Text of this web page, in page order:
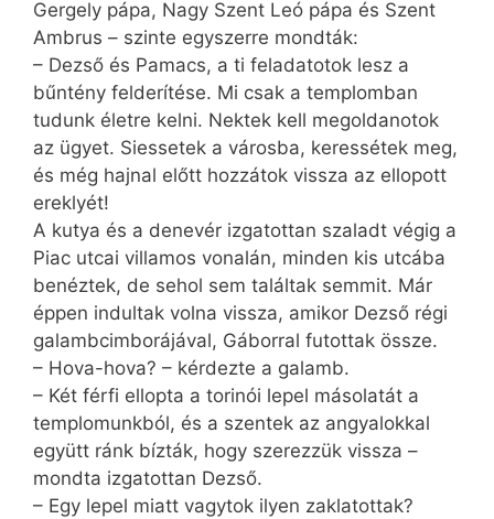
Gergely pápa, Nagy Szent Leó pápa és Szent
Ambrus – szinte egyszerre mondták:
– Dezső és Pamacs, a ti feladatotok lesz a
bűntény felderítése. Mi csak a templomban
tudunk életre kelni. Nektek kell megoldanotok
az ügyet. Siessetek a városba, keressétek meg,
és még hajnal előtt hozzátok vissza az ellopott
ereklyét!
A kutya és a denevér izgatottan szaladt végig a
Piac utcai villamos vonalán, minden kis utcába
benéztek, de sehol sem találtak semmit. Már
éppen indultak volna vissza, amikor Dezső régi
galambcimborájával, Gáborral futottak össze.
– Hova-hova? – kérdezte a galamb.
– Két férfi ellopta a torinói lepel másolatát a
templomunkból, és a szentek az angyalokkal
együtt ránk bízták, hogy szerezzük vissza –
mondta izgatottan Dezső.
– Egy lepel miatt vagytok ilyen zaklatottak?